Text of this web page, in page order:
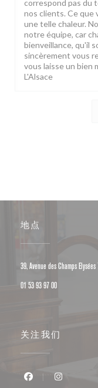
correspond pas du
nos clients. Ce que
une telle chaleur.
notre équipe, car
bienveillance, qu'il
sincèrement vous
vous laisse un bien
L'Alsace
地点
39, Avenue des Champs
01 53 93 97 00
关注我们